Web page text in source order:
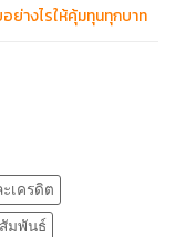
ย่างไรให้คุ้มทุนทุกบาท
เครดิต
สัมพันธ์